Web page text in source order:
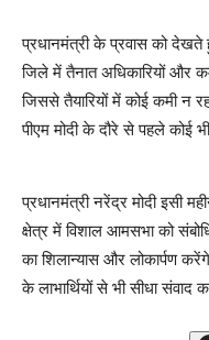
प्रधानमंत्री के प्रवास को देखते
जिले में तैनात अधिकारियों और
जिससे तैयारियों में कोई कमी न
पीएम मोदी के दौरे से पहले कोई
प्रधानमंत्री नरेंद्र मोदी इसी
क्षेत्र में विशाल आमसभा को
का शिलान्यास और लोकार्पण
के लाभार्थियों से भी सीधा संवाद